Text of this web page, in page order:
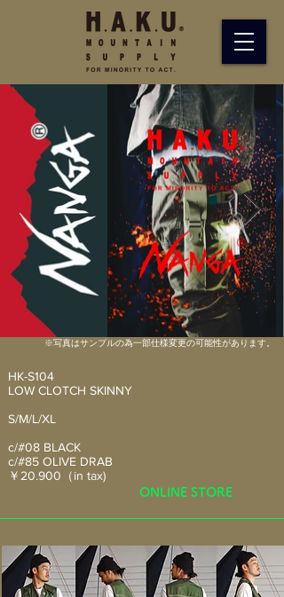
​※写真はサンプルの為一部仕様変更の可能性があります。
HK-S104
LOW CLOTCH SKINNY
S/M/L/XL
​c/#08 BLACK
c/#85 OLIVE DRAB
​￥20.900（in tax)
ONLINE STORE